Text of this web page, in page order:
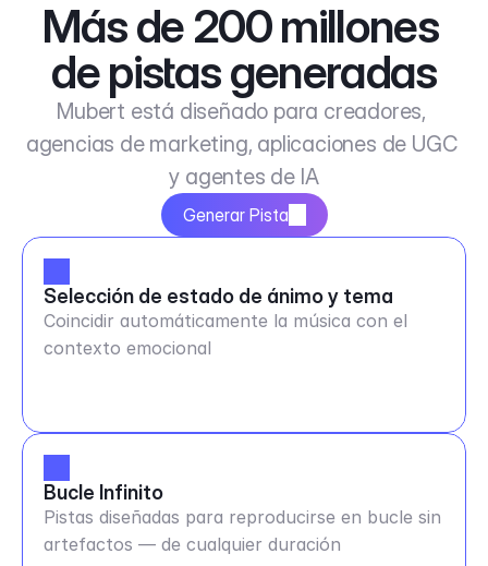
Más de 200 millones
de pistas generadas
Mubert está diseñado para creadores,
agencias de marketing, aplicaciones de UGC
y agentes de IA
Generar Pista
Selección de estado de ánimo y tema
Coincidir automáticamente la música con el
contexto emocional
Bucle Infinito
Pistas diseñadas para reproducirse en bucle sin
artefactos — de cualquier duración